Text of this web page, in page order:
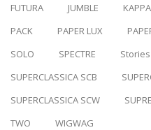
FUTURA
JUMBLE KAPPA
PACK
PAPER LUX
SOLO
SPECTRE Stories
SUPERCLASSICA SCB
SUPERCLASSICA SCW
TWO
WIGWAG